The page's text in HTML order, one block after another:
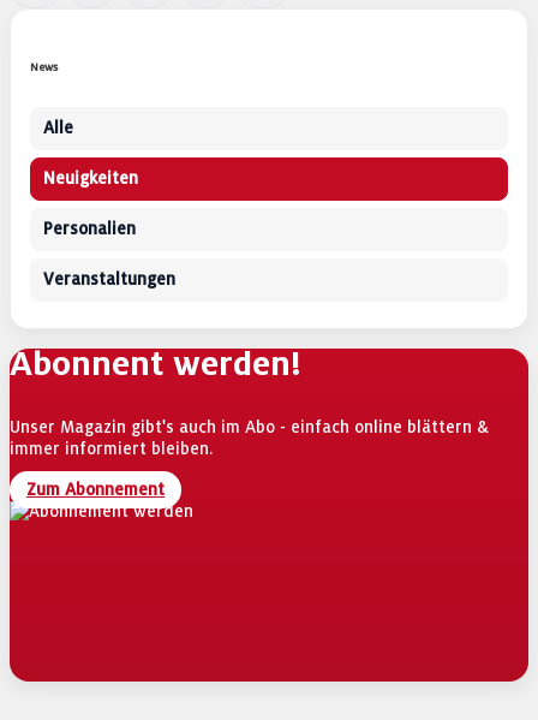
News
Alle
Neuigkeiten
Personalien
Veranstaltungen
Abonnent werden!
Unser Magazin gibt's auch im Abo - einfach online blättern &
immer informiert bleiben.
Zum Abonnement